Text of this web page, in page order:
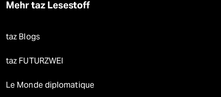
Mehr taz Lesestoff
taz Blogs
taz FUTURZWEI
Le Monde diplomatique